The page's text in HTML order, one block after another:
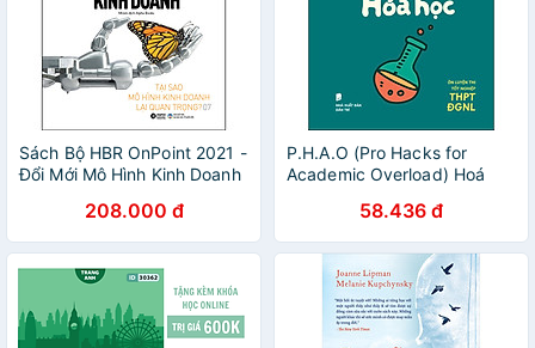
Sách Bộ HBR OnPoint 2021 -
Đổi Mới Mô Hình Kinh Doanh
208.000 đ
P.H.A.O (Pro Hacks for
Academic Overload) Hoá
THPT ĐGNL - WinEdu
58.436 đ